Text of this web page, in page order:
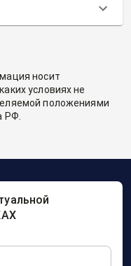
носит
условиях не
положениями
РФ.